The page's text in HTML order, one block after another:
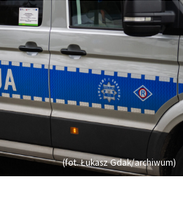
(fot. Łukasz Gdak/archiwum)